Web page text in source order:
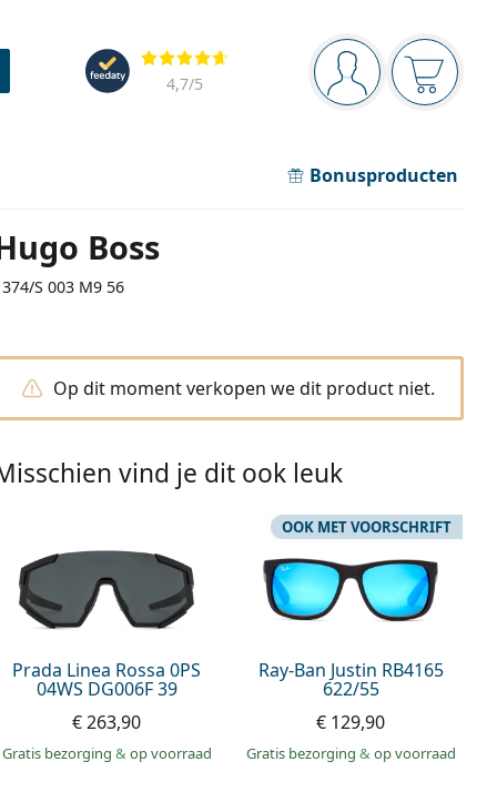
Navigatie
Je bent ingelogd
Jouw
Beoordelingen
4,7/5
Bonusproducten
Boss
S 003 M9 56
Op dit moment verkopen we dit product niet.
vind je dit ook leuk
Prada Linea Rossa 0PS
04WS DG006F 39
€ 263,90
Gratis bezorging & op voorraad
Ray-Ban Justin RB4165
622/55
OOK MET VOORSCHRIFT
€ 129,90
Gratis bezorging & op voorraad